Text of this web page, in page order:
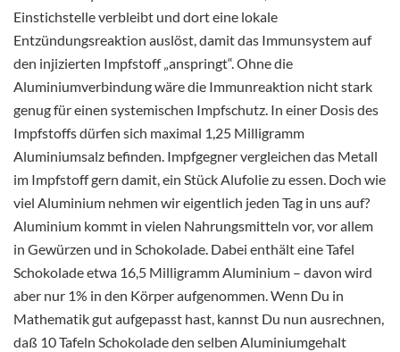
Einstichstelle verbleibt und dort eine lokale
Entzündungsreaktion auslöst, damit das Immunsystem auf
den injizierten Impfstoff „anspringt“. Ohne die
Aluminiumverbindung wäre die Immunreaktion nicht stark
genug für einen systemischen Impfschutz. In einer Dosis des
Impfstoffs dürfen sich maximal 1,25 Milligramm
Aluminiumsalz befinden. Impfgegner vergleichen das Metall
im Impfstoff gern damit, ein Stück Alufolie zu essen. Doch wie
viel Aluminium nehmen wir eigentlich jeden Tag in uns auf?
Aluminium kommt in vielen Nahrungsmitteln vor, vor allem
in Gewürzen und in Schokolade. Dabei enthält eine Tafel
Schokolade etwa 16,5 Milligramm Aluminium – davon wird
aber nur 1% in den Körper aufgenommen. Wenn Du in
Mathematik gut aufgepasst hast, kannst Du nun ausrechnen,
daß 10 Tafeln Schokolade den selben Aluminiumgehalt